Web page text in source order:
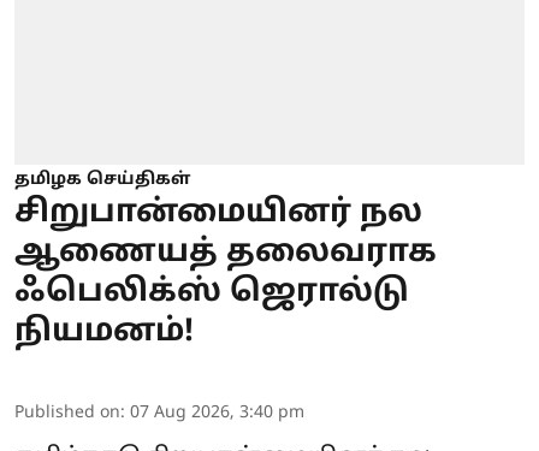
தமிழக செய்திகள்
சிறுபான்மையினர் நல
ஆணையத் தலைவராக
ஃபெலிக்ஸ் ஜெரால்டு
நியமனம்!
Published on: 07 Aug 2026, 3:40 pm